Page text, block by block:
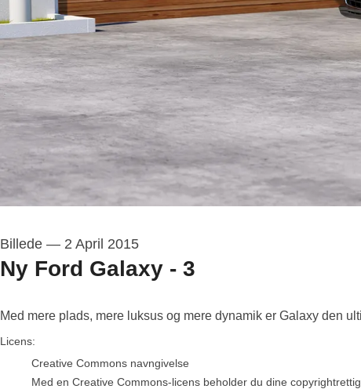
Billede — 2 April 2015
Ny Ford Galaxy - 3
Med mere plads, mere luksus og mere dynamik er Galaxy den
Ford Motor Company A/S
Licens:
Creative Commons navngivelse
Med en Creative Commons-licens beholder du dine